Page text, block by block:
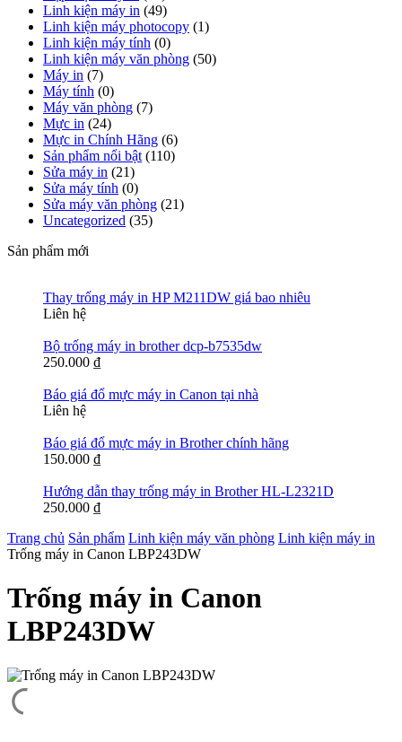
Linh kiện máy in (49)
Linh kiện máy photocopy (1)
Linh kiện máy tính (0)
Linh kiện máy văn phòng (50)
Máy in (7)
Máy tính (0)
Máy văn phòng (7)
Mực in (24)
Mực in Chính Hãng (6)
Sản phẩm nổi bật (110)
Sửa máy in (21)
Sửa máy tính (0)
Sửa máy văn phòng (21)
Uncategorized (35)
Sản phẩm mới
Thay trống máy in HP M211DW giá bao nhiêu
Liên hệ
Bộ trống máy in brother dcp-b7535dw
250.000 ₫
Báo giá đổ mực máy in Canon tại nhà
Liên hệ
Báo giá đổ mực máy in Brother chính hãng
150.000 ₫
Hướng dẫn thay trống máy in Brother HL-L2321D
250.000 ₫
Trang chủ Sản phẩm Linh kiện máy văn phòng Linh kiện máy in
Trống máy in Canon LBP243DW
Trống máy in Canon
LBP243DW